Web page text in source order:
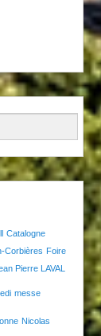
Catalogne
Corbières Foire
Pierre LAVAL
messe
Nicolas